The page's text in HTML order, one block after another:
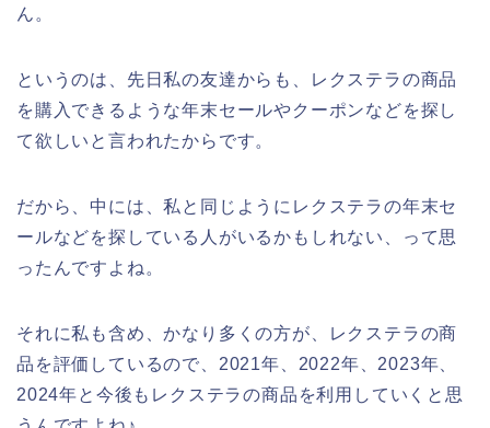
ん。
というのは、先日私の友達からも、レクステラの商品
を購入できるような年末セールやクーポンなどを探し
て欲しいと言われたからです。
だから、中には、私と同じようにレクステラの年末セ
ールなどを探している人がいるかもしれない、って思
ったんですよね。
それに私も含め、かなり多くの方が、レクステラの商
品を評価しているので、2021年、2022年、2023年、
2024年と今後もレクステラの商品を利用していくと思